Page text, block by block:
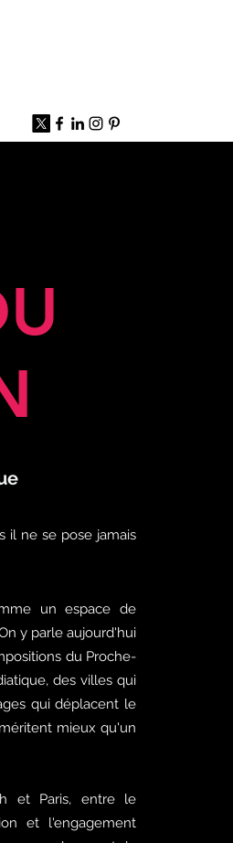
il ne se pose jamais
un espace de
y parle aujourd'hui
du Proche-
des villes qui
qui déplacent le
mieux qu'un
et Paris, entre le
et l'engagement